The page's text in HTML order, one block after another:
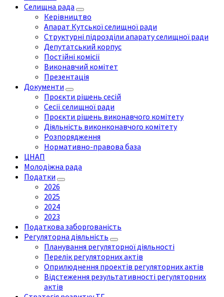
Селищна рада
Керівництво
Апарат Кутської селищної ради
Структурні підрозділи апарату селищної ради
Депутатський корпус
Постійні комісії
Виконавчий комітет
Презентація
Документи
Проєкти рішень сесій
Сесії селищної ради
Проєкти рішень виконавчого комітету
Діяльність виконконавчого комітету
Розпорядження
Нормативно-правова база
ЦНАП
Молодіжна рада
Податки
2026
2025
2024
2023
Податкова заборгованість
Регуляторна діяльність
Планування регуляторної діяльності
Перелік регуляторних актів
Оприлюднення проектів регуляторних актів
Відстеження результативності регуляторних
актів